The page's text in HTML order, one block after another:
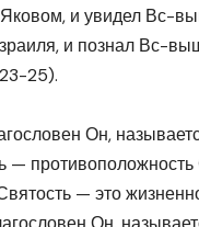
и увидел Вс-
и познал Вс-
25).
Он,
— противоположность
— это